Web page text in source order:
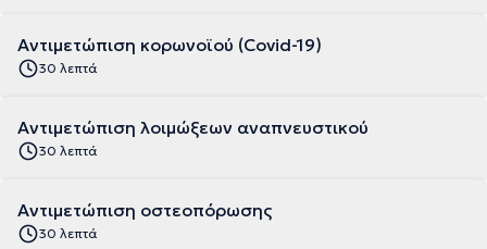
Αντιμετώπιση κορωνοϊού (Covid-19)
30 λεπτά
Αντιμετώπιση λοιμώξεων αναπνευστικού
30 λεπτά
Αντιμετώπιση οστεοπόρωσης
30 λεπτά